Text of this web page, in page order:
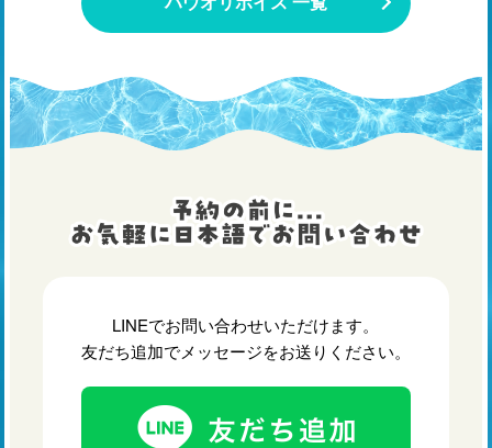
LINEでお問い合わせいただけます。
友だち追加でメッセージをお送りください。